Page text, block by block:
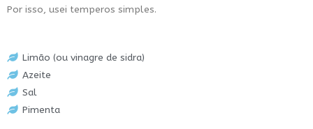
Por isso, usei temperos simples.
Limão (ou vinagre de sidra)
Azeite
Sal
Pimenta